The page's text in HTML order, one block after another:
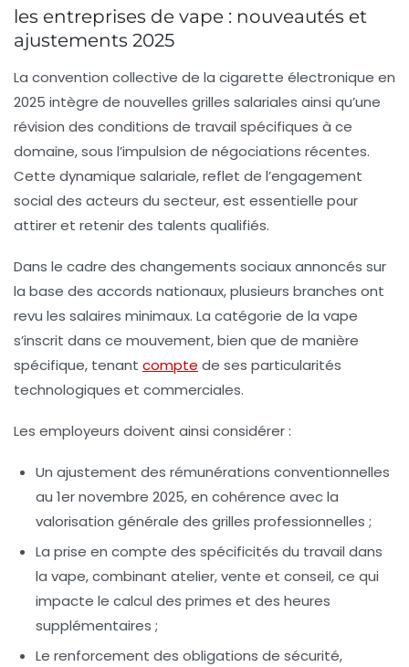
les entreprises de vape : nouveautés et
ajustements 2025
La convention collective de la cigarette électronique en
2025 intègre de nouvelles grilles salariales ainsi qu’une
révision des conditions de travail spécifiques à ce
domaine, sous l’impulsion de négociations récentes.
Cette dynamique salariale, reflet de l’engagement
social des acteurs du secteur, est essentielle pour
attirer et retenir des talents qualifiés.
Dans le cadre des changements sociaux annoncés sur
la base des accords nationaux, plusieurs branches ont
revu les salaires minimaux. La catégorie de la vape
s’inscrit dans ce mouvement, bien que de manière
spécifique, tenant compte de ses particularités
technologiques et commerciales.
Les employeurs doivent ainsi considérer :
Un ajustement des rémunérations conventionnelles
au 1er novembre 2025, en cohérence avec la
valorisation générale des grilles professionnelles ;
La prise en compte des spécificités du travail dans
la vape, combinant atelier, vente et conseil, ce qui
impacte le calcul des primes et des heures
supplémentaires ;
Le renforcement des obligations de sécurité,